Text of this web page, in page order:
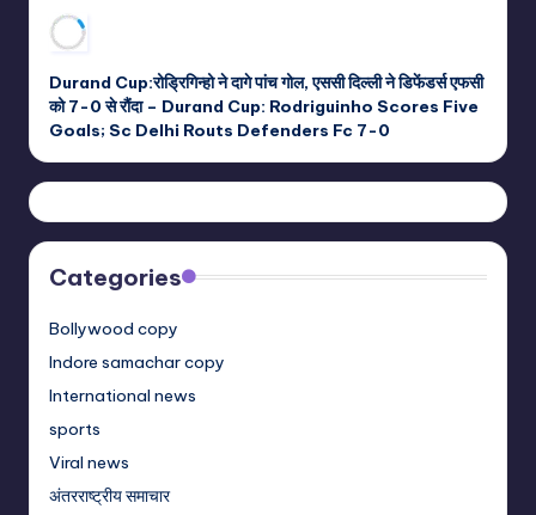
Durand Cup:रोड्रिगिन्हो ने दागे पांच गोल, एससी दिल्ली ने डिफेंडर्स एफसी
को 7-0 से रौंदा – Durand Cup: Rodriguinho Scores Five
Goals; Sc Delhi Routs Defenders Fc 7-0
Categories
Bollywood copy
Indore samachar copy
International news
sports
Viral news
अंतरराष्ट्रीय समाचार